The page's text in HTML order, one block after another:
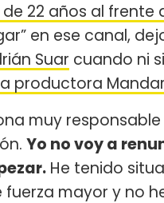
22 años al frente
en ese canal,
Suar cuando ni
productora
muy
Yo no voy a
He tenido
fuerza mayor y no